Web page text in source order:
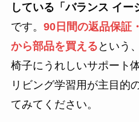
している「バランス イー
です。 90日間の返品保証
から部品を買える という
椅子にうれしいサポート
リビング学習用が主目的
てみてください。